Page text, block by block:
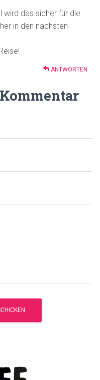
wird das sicher für die
in den nächsten
ANTWORTEN